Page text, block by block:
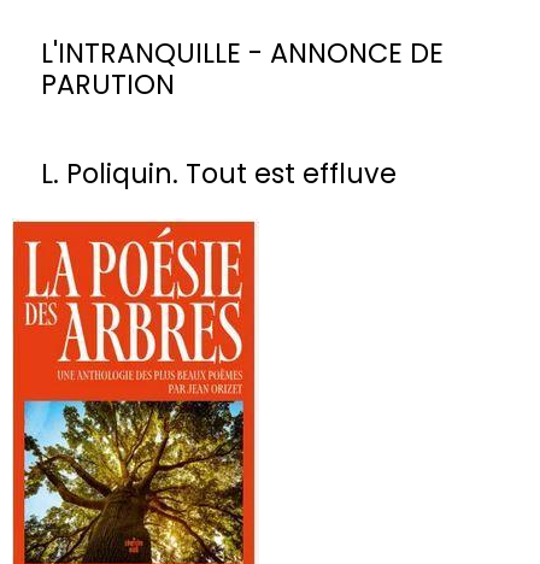
L'INTRANQUILLE - ANNONCE DE
PARUTION
L. Poliquin. Tout est effluve